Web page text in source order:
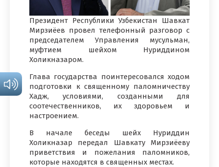
Президент Республики Узбекистан Шавкат
Мирзиёев провел телефонный разговор с
председателем Управления мусульман,
муфтием шейхом Нуриддином
Холикназаром.
Глава государства поинтересовался ходом
подготовки к священному паломничеству
Хадж, условиями, созданными для
соотечественников, их здоровьем и
настроением.
В начале беседы шейх Нуриддин
Холикназар передал Шавкату Мирзиёеву
приветствия и пожелания паломников,
которые находятся в священных местах.